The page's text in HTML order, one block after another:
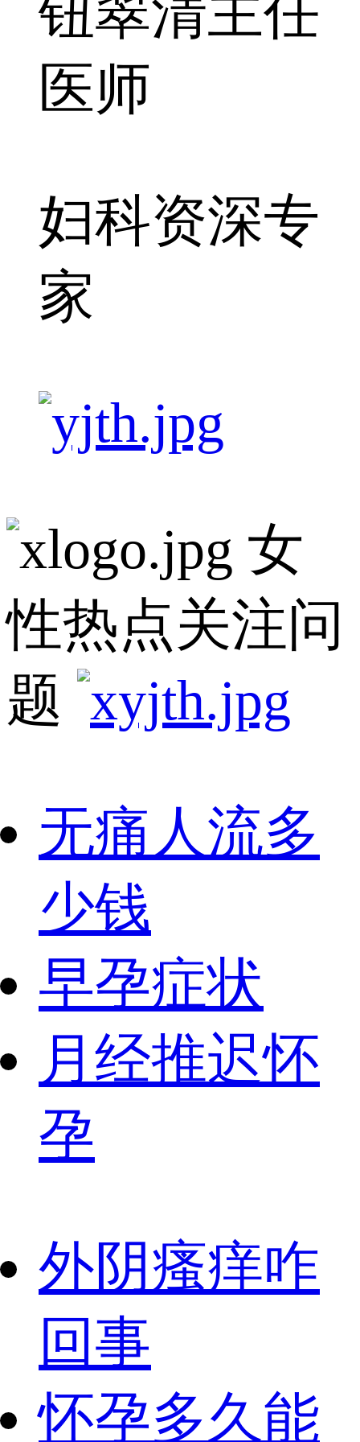
钮翠清主任
医师
妇科资深专
家
女
性热点关注问
题
无痛人流多
少钱
早孕症状
月经推迟怀
孕
外阴瘙痒咋
回事
怀孕多久能